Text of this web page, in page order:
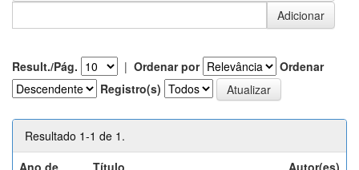
Result./Pág. | Ordenar por
Ordenar
Registro(s)
Resultado 1-1 de 1.
Ano de
Título Autor(es)